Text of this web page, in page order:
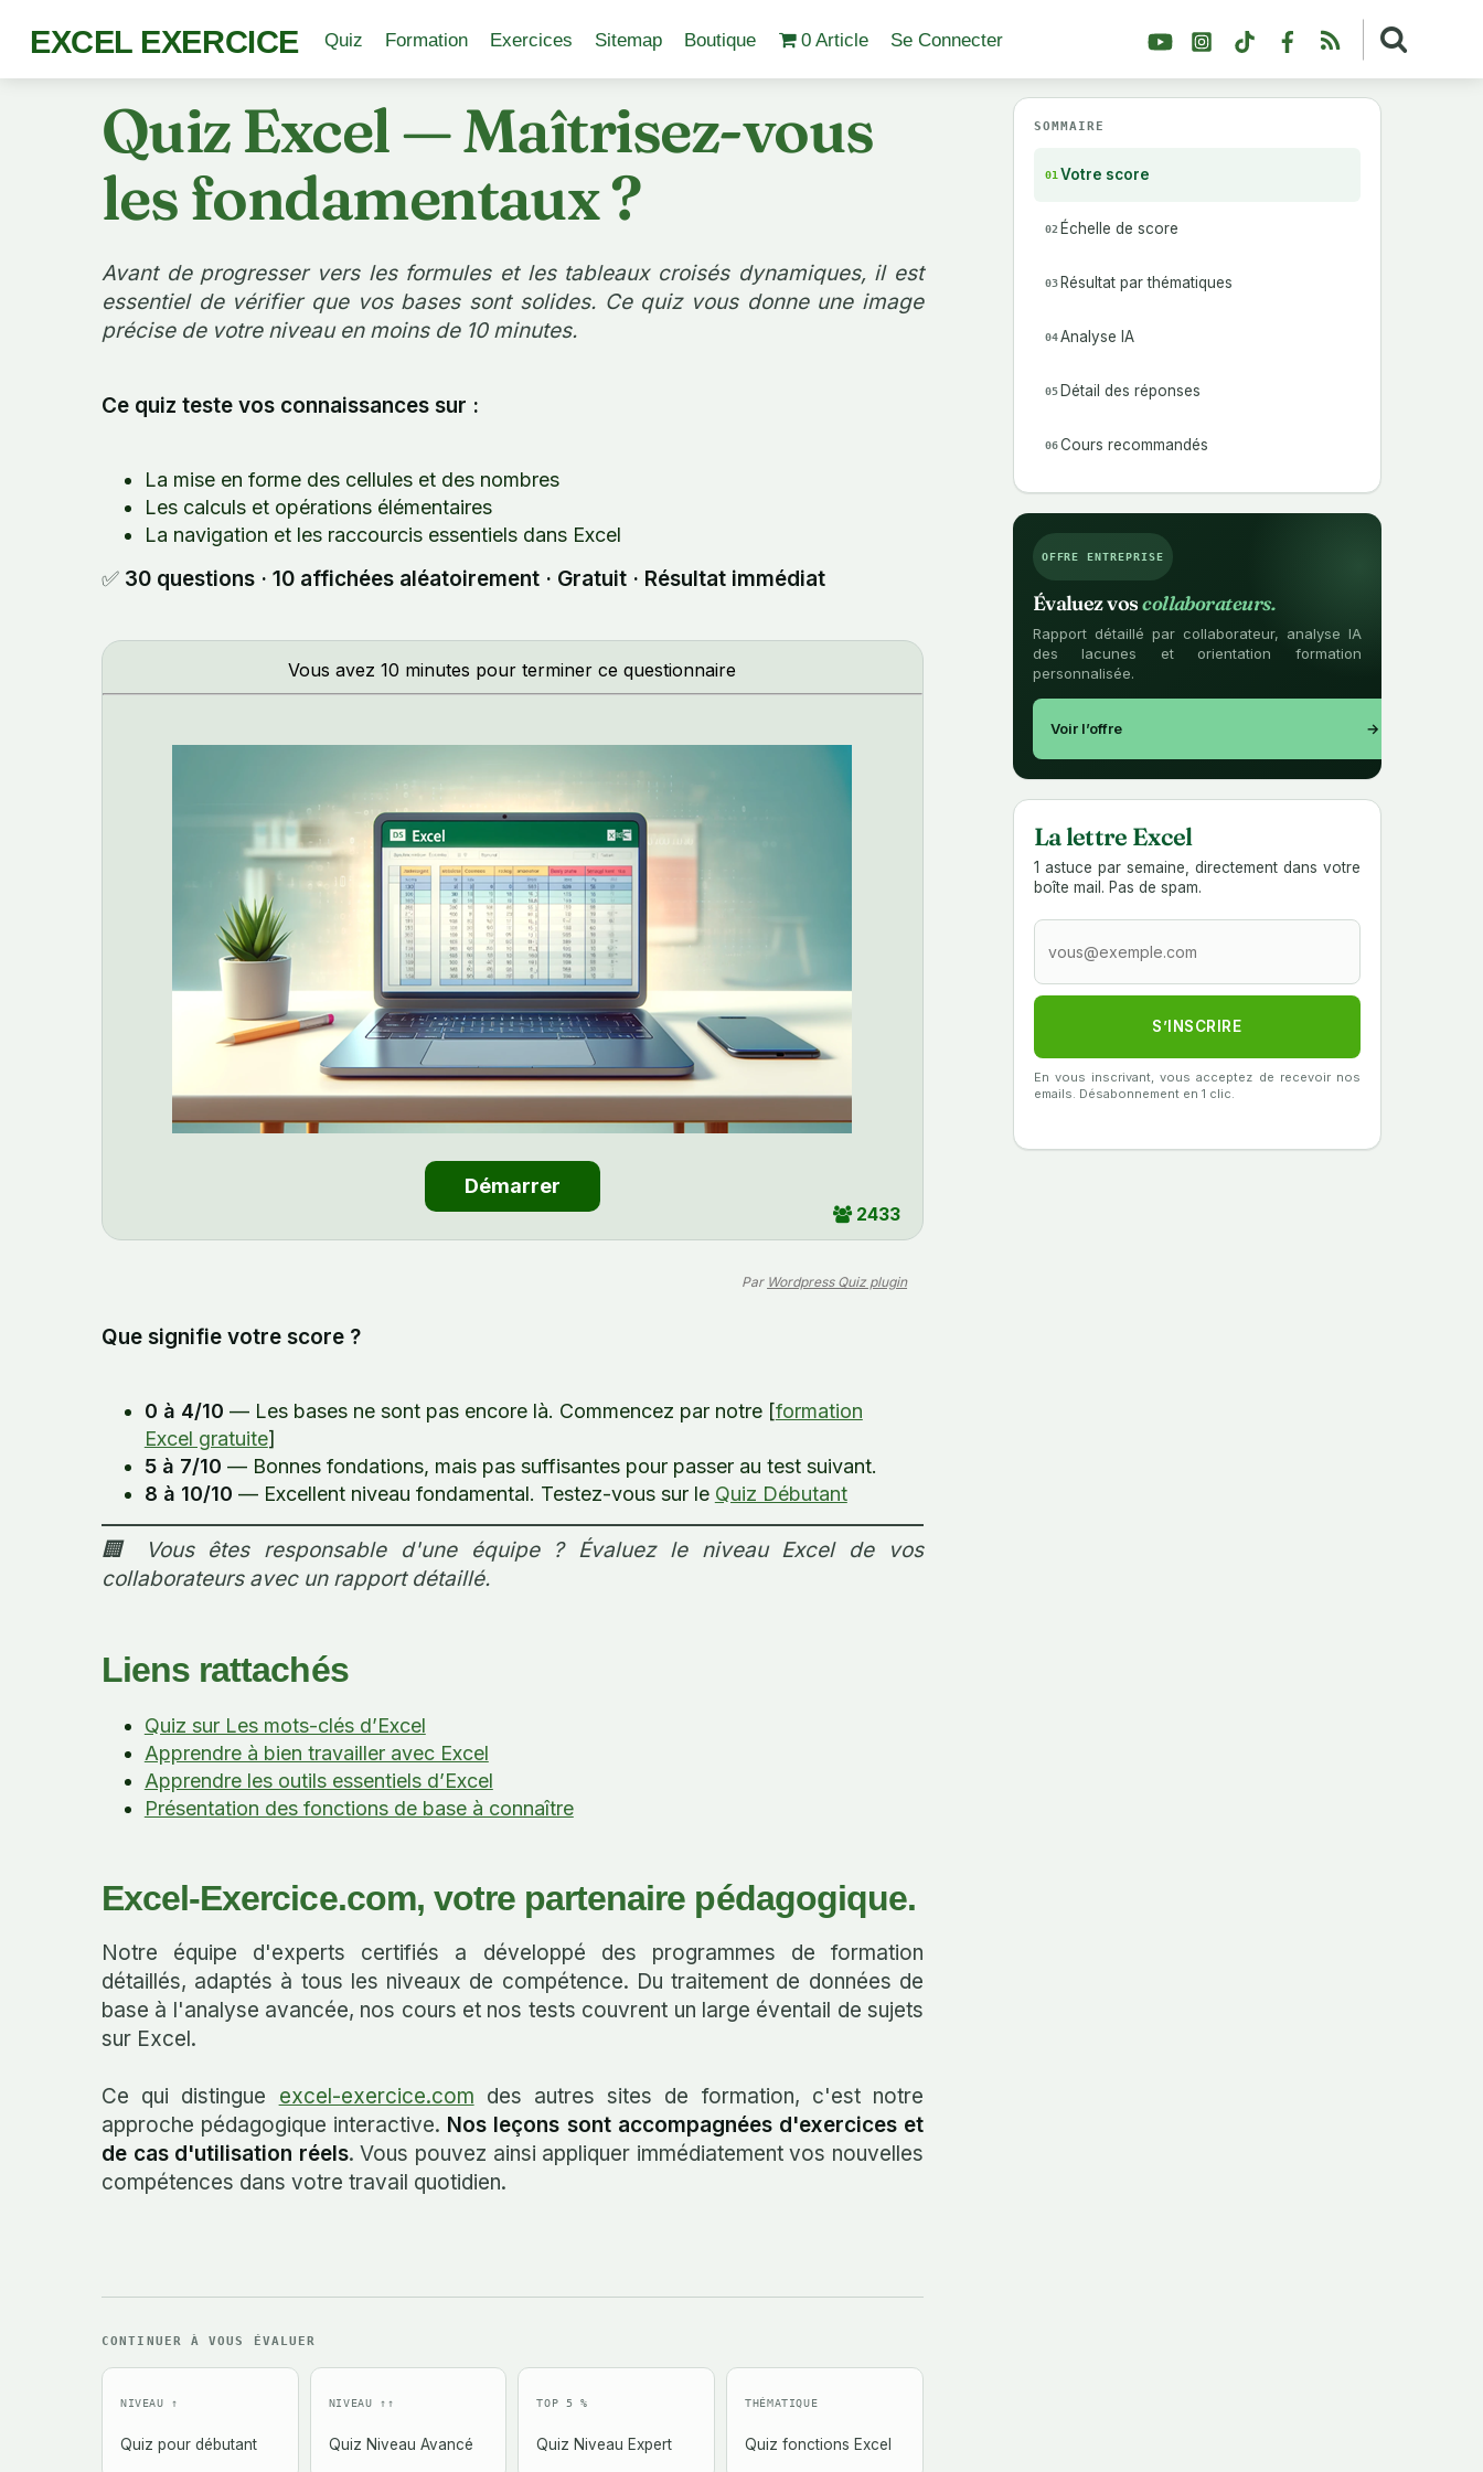
EXCEL EXERCICE YouTubeInstagramTikTokFacebook
RSS
Quiz Formation Exercices Sitemap Boutique 0 Article Se Connecter
Quiz Excel — Maîtrisez-vous
les fondamentaux ?
Avant de progresser vers les formules et les tableaux croisés dynamiques, il est
essentiel de vérifier que vos bases sont solides. Ce quiz vous donne une image
précise de votre niveau en moins de 10 minutes.
Ce quiz teste vos connaissances sur :
La mise en forme des cellules et des nombres
Les calculs et opérations élémentaires
La navigation et les raccourcis essentiels dans Excel
✅ 30 questions · 10 affichées aléatoirement · Gratuit · Résultat immédiat
2433
Vous avez 10 minutes pour terminer ce questionnaire
Par Wordpress Quiz plugin
Que signifie votre score ?
0 à 4/10 — Les bases ne sont pas encore là. Commencez par notre [formation
Excel gratuite]
5 à 7/10 — Bonnes fondations, mais pas suffisantes pour passer au test suivant.
8 à 10/10 — Excellent niveau fondamental. Testez-vous sur le Quiz Débutant
🏢 Vous êtes responsable d'une équipe ? Évaluez le niveau Excel de vos
collaborateurs avec un rapport détaillé.
Liens rattachés
Quiz sur Les mots-clés d’Excel
Apprendre à bien travailler avec Excel
Apprendre les outils essentiels d’Excel
Présentation des fonctions de base à connaître
Excel-Exercice.com, votre partenaire pédagogique.
Notre équipe d'experts certifiés a développé des programmes de formation
détaillés, adaptés à tous les niveaux de compétence. Du traitement de données de
base à l'analyse avancée, nos cours et nos tests couvrent un large éventail de sujets
sur Excel.
Ce qui distingue excel-exercice.com des autres sites de formation, c'est notre
approche pédagogique interactive. Nos leçons sont accompagnées d'exercices et
de cas d'utilisation réels. Vous pouvez ainsi appliquer immédiatement vos nouvelles
compétences dans votre travail quotidien.
CONTINUER À VOUS ÉVALUER
NIVEAU ↑
Quiz pour débutant
NIVEAU ↑↑
Quiz Niveau Avancé
TOP 5 %
Quiz Niveau Expert
THÉMATIQUE
Quiz fonctions Excel
SOMMAIRE
01 Votre score
02 Échelle de score
03 Résultat par thématiques
04 Analyse IA
05 Détail des réponses
06 Cours recommandés
OFFRE ENTREPRISE
Évaluez voscollaborateurs.
Rapport détaillé par collaborateur, analyse IA
des lacunes et orientation formation
personnalisée.
Voir l’offre →
La lettre Excel
1 astuce par semaine, directement dans votre
boîte mail. Pas de spam.
S’INSCRIRE
En vous inscrivant, vous acceptez de recevoir nos
emails. Désabonnement en 1 clic.